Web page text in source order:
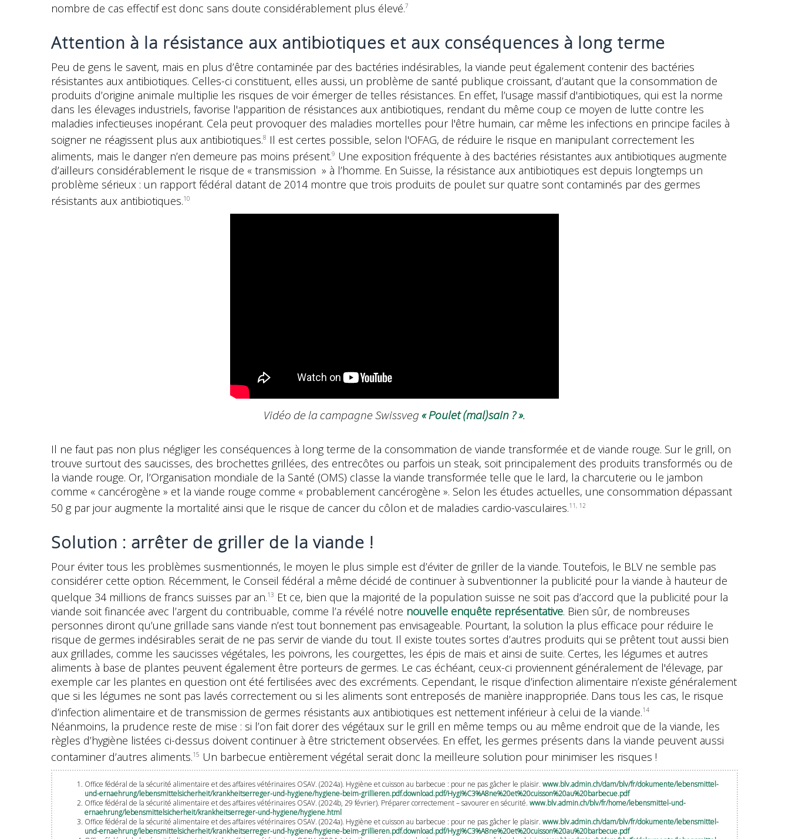
nombre de cas effectif est donc sans doute considérablement plus élevé.7
Attention à la résistance aux antibiotiques et aux conséquences à long terme
Peu de gens le savent, mais en plus d’être contaminée par des bactéries indésirables, la viande peut également contenir des bactéries
résistantes aux antibiotiques. Celles-ci constituent, elles aussi, un problème de santé publique croissant, d’autant que la consommation de
produits d’origine animale multiplie les risques de voir émerger de telles résistances. En effet, l’usage massif d'antibiotiques, qui est la norme
dans les élevages industriels, favorise l'apparition de résistances aux antibiotiques, rendant du même coup ce moyen de lutte contre les
maladies infectieuses inopérant. Cela peut provoquer des maladies mortelles pour l'être humain, car même les infections en principe faciles à
soigner ne réagissent plus aux antibiotiques.8 Il est certes possible, selon l'OFAG, de réduire le risque en manipulant correctement les
aliments, mais le danger n’en demeure pas moins présent.9 Une exposition fréquente à des bactéries résistantes aux antibiotiques augmente
d’ailleurs considérablement le risque de « transmission » à l’homme. En Suisse, la résistance aux antibiotiques est depuis longtemps un
problème sérieux : un rapport fédéral datant de 2014 montre que trois produits de poulet sur quatre sont contaminés par des germes
résistants aux antibiotiques.10
Vidéo de la campagne Swissveg« Poulet (mal)sain ? ».
Il ne faut pas non plus négliger les conséquences à long terme de la consommation de viande transformée et de viande rouge. Sur le grill, on
trouve surtout des saucisses, des brochettes grillées, des entrecôtes ou parfois un steak, soit principalement des produits transformés ou de
la viande rouge. Or, l’Organisation mondiale de la Santé (OMS) classe la viande transformée telle que le lard, la charcuterie ou le jambon
comme « cancérogène » et la viande rouge comme « probablement cancérogène ». Selon les études actuelles, une consommation dépassant
50 g par jour augmente la mortalité ainsi que le risque de cancer du côlon et de maladies cardio-vasculaires.11, 12
Solution : arrêter de griller de la viande !
Pour éviter tous les problèmes susmentionnés, le moyen le plus simple est d’éviter de griller de la viande. Toutefois, le BLV ne semble pas
considérer cette option. Récemment, le Conseil fédéral a même décidé de continuer à subventionner la publicité pour la viande à hauteur de
quelque 34 millions de francs suisses par an.13 Et ce, bien que la majorité de la population suisse ne soit pas d’accord que la publicité pour la
viande soit financée avec l’argent du contribuable, comme l’a révélé notre nouvelle enquête représentative. Bien sûr, de nombreuses
personnes diront qu’une grillade sans viande n’est tout bonnement pas envisageable. Pourtant, la solution la plus efficace pour réduire le
risque de germes indésirables serait de ne pas servir de viande du tout. Il existe toutes sortes d’autres produits qui se prêtent tout aussi bien
aux grillades, comme les saucisses végétales, les poivrons, les courgettes, les épis de maïs et ainsi de suite. Certes, les légumes et autres
aliments à base de plantes peuvent également être porteurs de germes. Le cas échéant, ceux-ci proviennent généralement de l'élevage, par
exemple car les plantes en question ont été fertilisées avec des excréments. Cependant, le risque d’infection alimentaire n’existe généralement
que si les légumes ne sont pas lavés correctement ou si les aliments sont entreposés de manière inappropriée. Dans tous les cas, le risque
d’infection alimentaire et de transmission de germes résistants aux antibiotiques est nettement inférieur à celui de la viande.14
Néanmoins, la prudence reste de mise : si l’on fait dorer des végétaux sur le grill en même temps ou au même endroit que de la viande, les
règles d’hygiène listées ci-dessus doivent continuer à être strictement observées. En effet, les germes présents dans la viande peuvent aussi
contaminer d’autres aliments.15 Un barbecue entièrement végétal serait donc la meilleure solution pour minimiser les risques !
Office fédéral de la sécurité alimentaire et des affaires vétérinaires OSAV. (2024a). Hygiène et cuisson au barbecue : pour ne pas gâcher le plaisir. www.blv.admin.ch/dam/blv/fr/dokumente/lebensmittel-
und-ernaehrung/lebensmittelsicherheit/krankheitserreger-und-hygiene/hygiene-beim-grillieren.pdf.download.pdf/Hygi%C3%A8ne%20et%20cuisson%20au%20barbecue.pdf
Office fédéral de la sécurité alimentaire et des affaires vétérinaires OSAV. (2024b, 29 février). Préparer correctement – savourer en sécurité. www.blv.admin.ch/blv/fr/home/lebensmittel-und-
ernaehrung/lebensmittelsicherheit/krankheitserreger-und-hygiene/hygiene.html
Office fédéral de la sécurité alimentaire et des affaires vétérinaires OSAV. (2024a). Hygiène et cuisson au barbecue : pour ne pas gâcher le plaisir. www.blv.admin.ch/dam/blv/fr/dokumente/lebensmittel-
und-ernaehrung/lebensmittelsicherheit/krankheitserreger-und-hygiene/hygiene-beim-grillieren.pdf.download.pdf/Hygi%C3%A8ne%20et%20cuisson%20au%20barbecue.pdf